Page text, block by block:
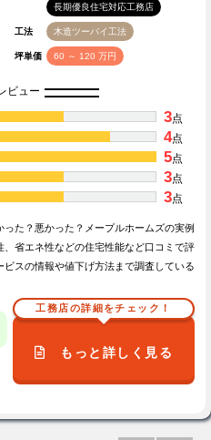
長期優良住宅対応工務店
工法 木造ツーバイ工法
坪単価 60 ～ 120 万円
ビュー
3点
4点
5点
3点
3点
た？悪かった？メープルホームズの実例
省エネ性などの住宅性能など口コミで評
スの情報や値下げ方法まで調査している
工務店の詳細をチェック！
もっと詳しく見る